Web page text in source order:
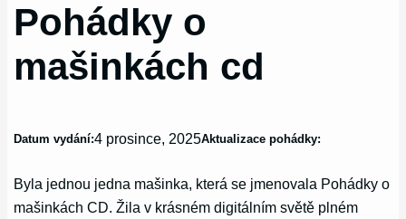
Pohádky o
mašinkách cd
Datum vydání:4 prosince, 2025Aktualizace pohádky:
Byla jednou jedna mašinka, která se jmenovala Pohádky o
mašinkách CD. Žila v krásném digitálním světě plném